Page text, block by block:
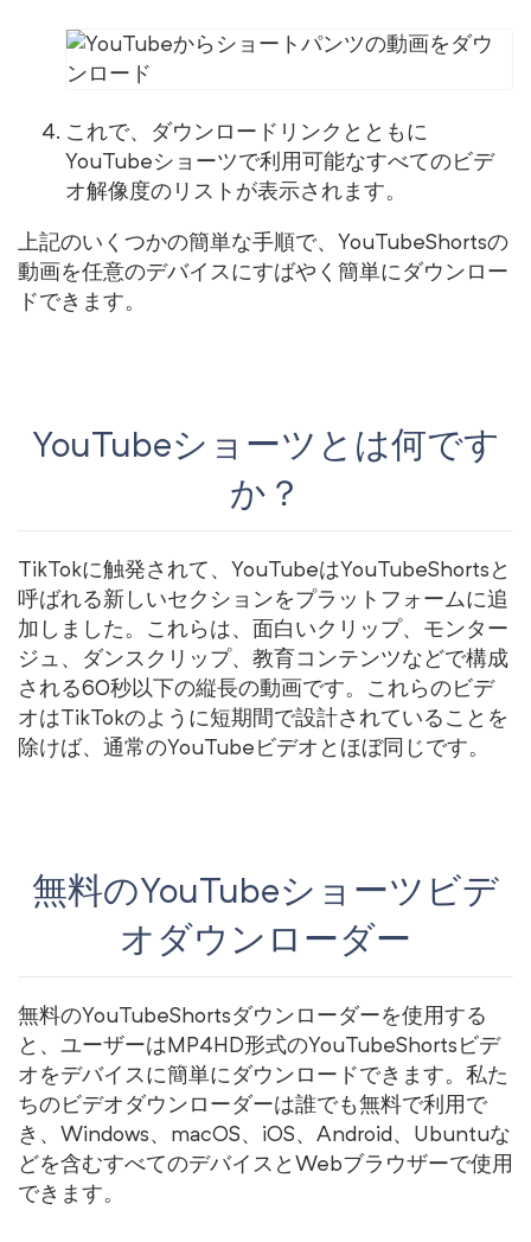
これで、ダウンロードリンクとともに
YouTubeショーツで利用可能なすべてのビデ
オ解像度のリストが表示されます。
上記のいくつかの簡単な手順で、YouTubeShortsの
動画を任意のデバイスにすばやく簡単にダウンロー
ドできます。
YouTubeショーツとは何です
か？
TikTokに触発されて、YouTubeはYouTubeShortsと
呼ばれる新しいセクションをプラットフォームに追
加しました。これらは、面白いクリップ、モンター
ジュ、ダンスクリップ、教育コンテンツなどで構成
される60秒以下の縦長の動画です。これらのビデ
オはTikTokのように短期間で設計されていることを
除けば、通常のYouTubeビデオとほぼ同じです。
無料のYouTubeショーツビデ
オダウンローダー
無料のYouTubeShortsダウンローダーを使用する
と、ユーザーはMP4HD形式のYouTubeShortsビデ
オをデバイスに簡単にダウンロードできます。私た
ちのビデオダウンローダーは誰でも無料で利用で
き、Windows、macOS、iOS、Android、Ubuntuな
どを含むすべてのデバイスとWebブラウザーで使用
できます。